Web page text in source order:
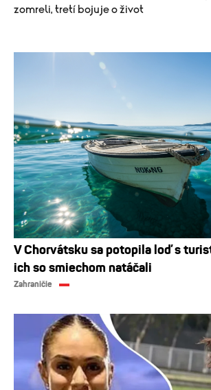
zomreli, tretí bojuje o život
V Chorvátsku sa potopila loď s
ich so smiechom natáčali
Zahraničie